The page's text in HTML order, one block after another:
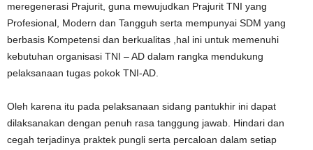
meregenerasi Prajurit, guna mewujudkan Prajurit TNI yang
Profesional, Modern dan Tangguh serta mempunyai SDM yang
berbasis Kompetensi dan berkualitas ,hal ini untuk memenuhi
kebutuhan organisasi TNI – AD dalam rangka mendukung
pelaksanaan tugas pokok TNI-AD.
Oleh karena itu pada pelaksanaan sidang pantukhir ini dapat
dilaksanakan dengan penuh rasa tanggung jawab. Hindari dan
cegah terjadinya praktek pungli serta percaloan dalam setiap